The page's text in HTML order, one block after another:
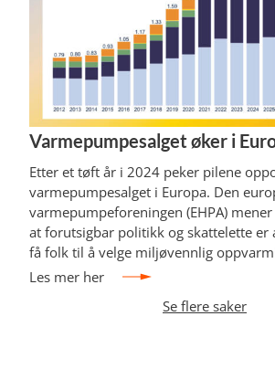
Varmepumpesalget øker i
Etter et tøft år i 2024 peker pilene
varmepumpesalget i Europa. Den
varmepumpeforeningen (EHPA)
at forutsigbar politikk og skattelette er
få folk til å velge miljøvennlig
Les mer her
Se flere saker